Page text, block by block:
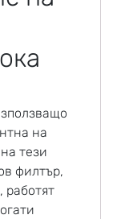
на
тези
филтър,
работят